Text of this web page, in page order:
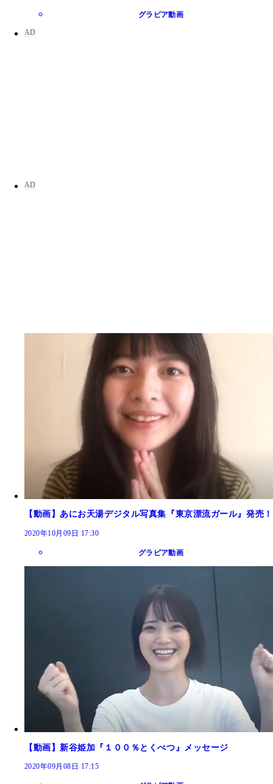
グラビア動画
【動画】あにお天湯デジタル写真集『東京漂流ガール』発売！
2020年10月09日 17:30
グラビア動画
【動画】新谷姫加『１００％とくべつ』メッセージ
2020年09月08日 17:15